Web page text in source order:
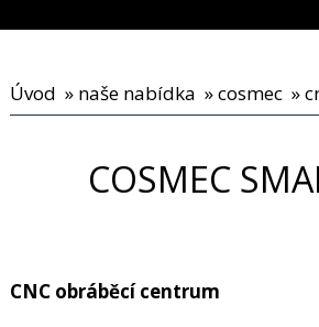
Úvod » naše nabídka »cosmec»
COSMEC
CNC obráběcí centrum